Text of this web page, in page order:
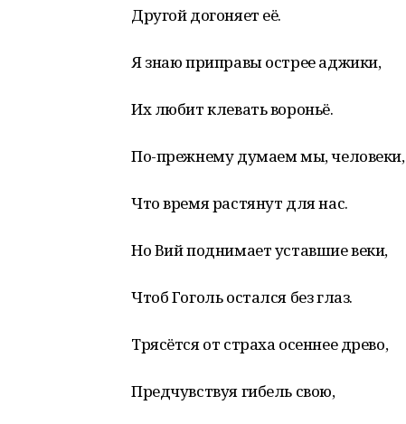
Другой догоняет её.
Я знаю приправы острее аджики,
Их любит клевать вороньё.
По-прежнему думаем мы, человеки,
Что время растянут для нас.
Но Вий поднимает уставшие веки,
Чтоб Гоголь остался без глаз.
Трясётся от страха осеннее древо,
Предчувствуя гибель свою,